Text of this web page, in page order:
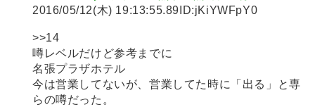
2016/05/12(木) 19:13:55.89ID:jKiYWFpY0
>>14
噂レベルだけど参考までに
名張プラザホテル
今は営業してないが、営業してた時に「出る」と専
らの噂だった。